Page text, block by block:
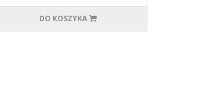
DO KOSZYKA